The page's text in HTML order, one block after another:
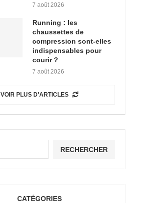
7 août 2026
Running : les
chaussettes de
compression sont-elles
indispensables pour
courir ?
7 août 2026
VOIR PLUS D'ARTICLES
RECHERCHER
CATÉGORIES